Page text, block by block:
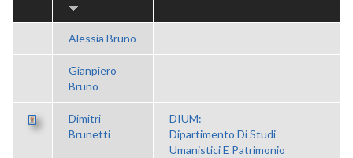
Alessia Bruno
Gianpiero
Bruno
Dimitri
Brunetti
DIUM:
Dipartimento Di Studi
Umanistici E Patrimonio